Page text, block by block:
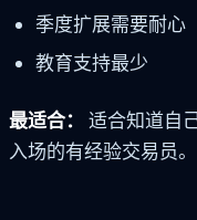
季度扩展需要耐心
教育支持最少
最适合：
适合知道自
入场的有经验交易员。